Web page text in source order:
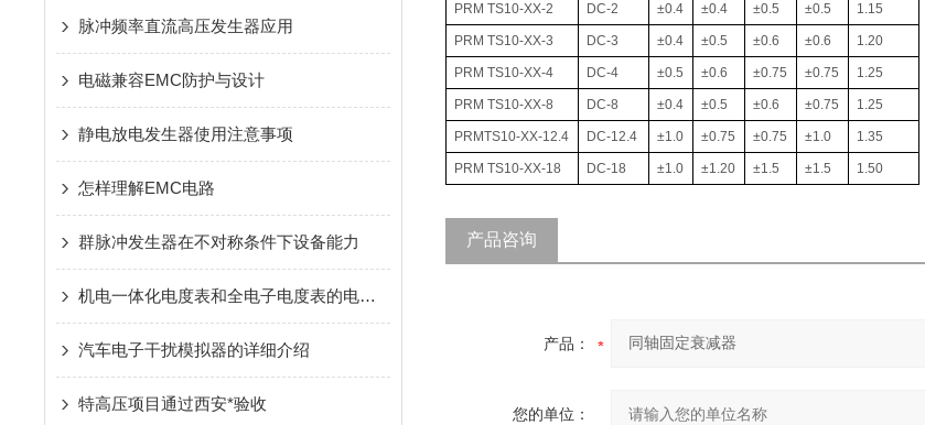
脉冲频率直流高压发生器应用
电磁兼容EMC防护与设计
静电放电发生器使用注意事项
怎样理解EMC电路
群脉冲发生器在不对称条件下设备能力
机电一体化电度表和全电子电度表的电磁兼容性（EMC）要求
汽车电子干扰模拟器的详细介绍
特高压项目通过西安*验收
PRM TS10-XX-2 DC-2 ±0.4 ±0.4 ±0.5 ±0.5 1.15
PRM TS10-XX-3 DC-3 ±0.4 ±0.5 ±0.6 ±0.6 1.20
PRM TS10-XX-4 DC-4 ±0.5 ±0.6 ±0.75 ±0.75 1.25
PRM TS10-XX-8 DC-8 ±0.4 ±0.5 ±0.6 ±0.75 1.25
PRMTS10-XX-12.4 DC-12.4 ±1.0 ±0.75 ±0.75 ±1.0 1.35
PRM TS10-XX-18 DC-18 ±1.0 ±1.20 ±1.5 ±1.5 1.50
产品咨询
产品：
您的单位：